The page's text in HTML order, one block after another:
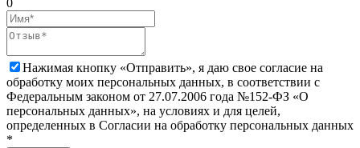
0
Нажимая кнопку «Отправить», я даю свое согласие на
обработку моих персональных данных, в соответствии с
Федеральным законом от 27.07.2006 года №152-ФЗ «О
персональных данных», на условиях и для целей,
определенных в Согласии на обработку персональных данных
*